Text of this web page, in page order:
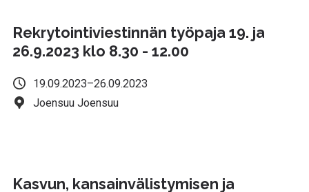
Rekrytointiviestinnän työpaja 19. ja
26.9.2023 klo 8.30 - 12.00
19.09.2023–26.09.2023
Joensuu Joensuu
Kasvun, kansainvälistymisen ja